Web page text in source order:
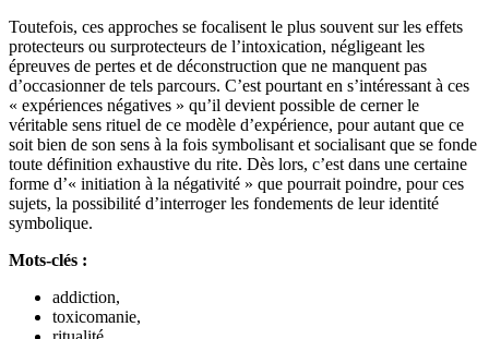
Toutefois, ces approches se focalisent le plus souvent sur les effets
protecteurs ou surprotecteurs de l’intoxication, négligeant les
épreuves de pertes et de déconstruction que ne manquent pas
d’occasionner de tels parcours. C’est pourtant en s’intéressant à ces
« expériences négatives » qu’il devient possible de cerner le
véritable sens rituel de ce modèle d’expérience, pour autant que ce
soit bien de son sens à la fois symbolisant et socialisant que se fonde
toute définition exhaustive du rite. Dès lors, c’est dans une certaine
forme d’« initiation à la négativité » que pourrait poindre, pour ces
sujets, la possibilité d’interroger les fondements de leur identité
symbolique.
Mots-clés :
addiction,
toxicomanie,